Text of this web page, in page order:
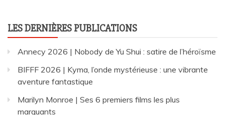
LES DERNIÈRES PUBLICATIONS
Annecy 2026 | Nobody de Yu Shui : satire de l’héroïsme
BIFFF 2026 | Kyma, l’onde mystérieuse : une vibrante
aventure fantastique
Marilyn Monroe | Ses 6 premiers films les plus
marquants